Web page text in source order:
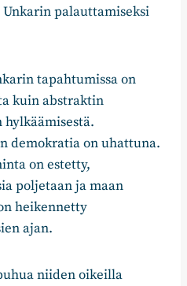
palauttamiseksi
tapahtumissa on
kuin abstraktin
demokratia on uhattuna.
on estetty,
poljetaan ja maan
heikennetty
ajan.
niiden oikeilla